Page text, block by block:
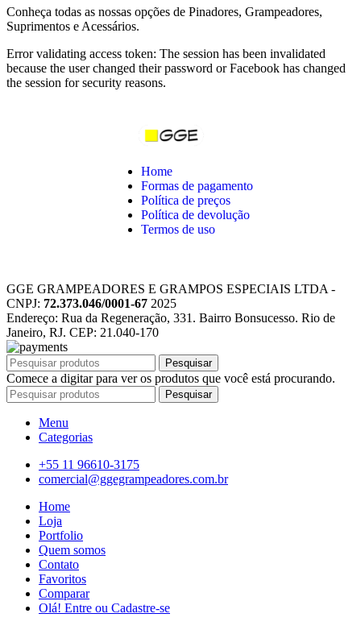
Conheça todas as nossas opções de Pinadores, Grampeadores,
Suprimentos e Acessários.
Error validating access token: The session has been invalidated
because the user changed their password or Facebook has changed
the session for security reasons.
Home
Formas de pagamento
Política de preços
Política de devolução
Termos de uso
GGE GRAMPEADORES E GRAMPOS ESPECIAIS LTDA -
CNPJ: 72.373.046/0001-67 2025
Endereço: Rua da Regeneração, 331. Bairro Bonsucesso. Rio de
Janeiro, RJ. CEP: 21.040-170
Pesquisar
Comece a digitar para ver os produtos que você está procurando.
Pesquisar
Menu
Categorias
+55 11 96610-3175
comercial@ggegrampeadores.com.br
Home
Loja
Portfolio
Quem somos
Contato
Favoritos
Comparar
Olá! Entre ou Cadastre-se